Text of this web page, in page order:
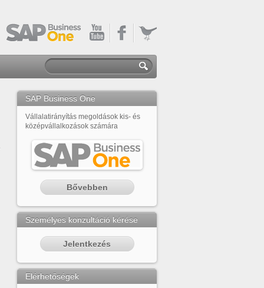
SAP Business One
Vállalatirányítás megoldások kis- és
középvállalkozások számára
Bővebben
Személyes konzultáció kérése
Jelentkezés
Elérhetőségek